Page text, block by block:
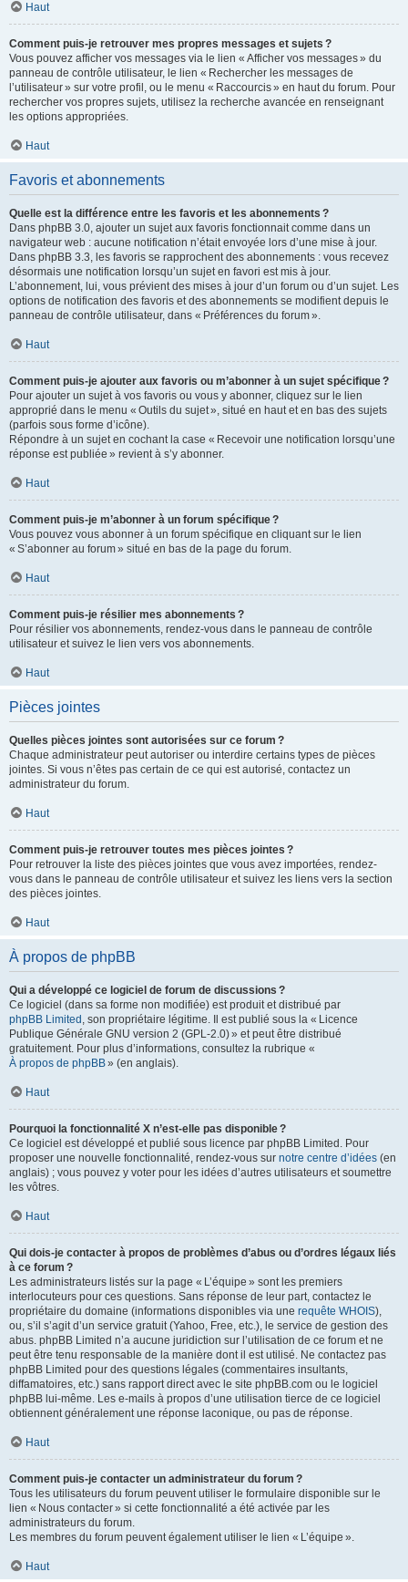
Haut
Comment puis-je retrouver mes propres messages et sujets ?
Vous pouvez afficher vos messages via le lien « Afficher vos messages » du
panneau de contrôle utilisateur, le lien « Rechercher les messages de
l’utilisateur » sur votre profil, ou le menu « Raccourcis » en haut du forum. Pour
rechercher vos propres sujets, utilisez la recherche avancée en renseignant
les options appropriées.
Haut
Favoris et abonnements
Quelle est la différence entre les favoris et les abonnements ?
Dans phpBB 3.0, ajouter un sujet aux favoris fonctionnait comme dans un
navigateur web : aucune notification n’était envoyée lors d’une mise à jour.
Dans phpBB 3.3, les favoris se rapprochent des abonnements : vous recevez
désormais une notification lorsqu’un sujet en favori est mis à jour.
L’abonnement, lui, vous prévient des mises à jour d’un forum ou d’un sujet. Les
options de notification des favoris et des abonnements se modifient depuis le
panneau de contrôle utilisateur, dans « Préférences du forum ».
Haut
Comment puis-je ajouter aux favoris ou m’abonner à un sujet spécifique ?
Pour ajouter un sujet à vos favoris ou vous y abonner, cliquez sur le lien
approprié dans le menu « Outils du sujet », situé en haut et en bas des sujets
(parfois sous forme d’icône).
Répondre à un sujet en cochant la case « Recevoir une notification lorsqu’une
réponse est publiée » revient à s’y abonner.
Haut
Comment puis-je m’abonner à un forum spécifique ?
Vous pouvez vous abonner à un forum spécifique en cliquant sur le lien
« S’abonner au forum » situé en bas de la page du forum.
Haut
Comment puis-je résilier mes abonnements ?
Pour résilier vos abonnements, rendez-vous dans le panneau de contrôle
utilisateur et suivez le lien vers vos abonnements.
Haut
Pièces jointes
Quelles pièces jointes sont autorisées sur ce forum ?
Chaque administrateur peut autoriser ou interdire certains types de pièces
jointes. Si vous n’êtes pas certain de ce qui est autorisé, contactez un
administrateur du forum.
Haut
Comment puis-je retrouver toutes mes pièces jointes ?
Pour retrouver la liste des pièces jointes que vous avez importées, rendez-
vous dans le panneau de contrôle utilisateur et suivez les liens vers la section
des pièces jointes.
Haut
À propos de phpBB
Qui a développé ce logiciel de forum de discussions ?
Ce logiciel (dans sa forme non modifiée) est produit et distribué par
phpBB Limited , son propriétaire légitime. Il est publié sous la « Licence
Publique Générale GNU version 2 (GPL-2.0) » et peut être distribué
gratuitement. Pour plus d’informations, consultez la rubrique «
À propos de phpBB» (en anglais).
Haut
Pourquoi la fonctionnalité X n’est-elle pas disponible ?
Ce logiciel est développé et publié sous licence par phpBB Limited. Pour
proposer une nouvelle fonctionnalité, rendez-vous sur notre centre d’idées (en
anglais) ; vous pouvez y voter pour les idées d’autres utilisateurs et soumettre
les vôtres.
Haut
Qui dois-je contacter à propos de problèmes d’abus ou d’ordres légaux liés
à ce forum ?
Les administrateurs listés sur la page « L’équipe » sont les premiers
interlocuteurs pour ces questions. Sans réponse de leur part, contactez le
propriétaire du domaine (informations disponibles via une requête WHOIS),
ou, s’il s’agit d’un service gratuit (Yahoo, Free, etc.), le service de gestion des
abus. phpBB Limited n’a aucune juridiction sur l’utilisation de ce forum et ne
peut être tenu responsable de la manière dont il est utilisé. Ne contactez pas
phpBB Limited pour des questions légales (commentaires insultants,
diffamatoires, etc.) sans rapport direct avec le site phpBB.com ou le logiciel
phpBB lui-même. Les e-mails à propos d’une utilisation tierce de ce logiciel
obtiennent généralement une réponse laconique, ou pas de réponse.
Haut
Comment puis-je contacter un administrateur du forum ?
Tous les utilisateurs du forum peuvent utiliser le formulaire disponible sur le
lien « Nous contacter » si cette fonctionnalité a été activée par les
administrateurs du forum.
Les membres du forum peuvent également utiliser le lien « L’équipe ».
Haut